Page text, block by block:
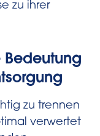
zu ihrer
Bedeutung
zu trennen
verwertet